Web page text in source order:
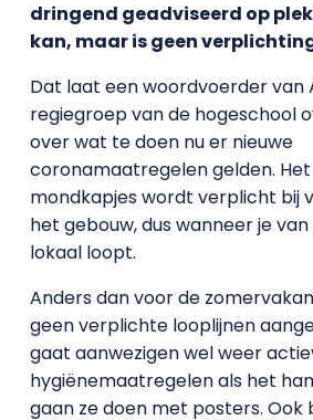
dringend geadviseerd op
kan, maar is geen
Dat laat een woordvoerder van
regiegroep van de hogeschool
over wat te doen nu er nieuwe
coronamaatregelen gelden.
mondkapjes wordt verplicht bij
het gebouw, dus wanneer je
lokaal loopt.
Anders dan voor de
geen verplichte looplijnen
gaat aanwezigen wel weer
hygiënemaatregelen als het
gaan ze doen met posters. Ook